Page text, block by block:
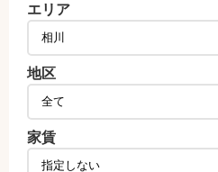
エリア
地区
家賃